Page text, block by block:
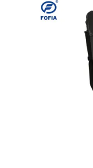
ΕΛΆΤΕ